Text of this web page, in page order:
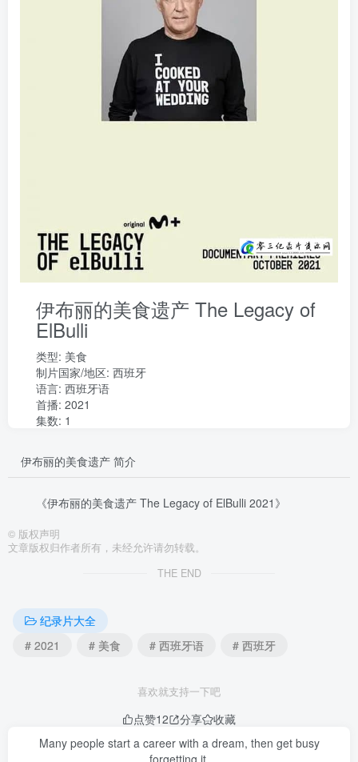
伊布丽的美食遗产 The Legacy of
ElBulli
类型: 美食
制片国家/地区: 西班牙
语言: 西班牙语
首播: 2021
集数: 1
伊布丽的美食遗产 简介
《伊布丽的美食遗产 The Legacy of ElBulli 2021》
© 版权声明
文章版权归作者所有，未经允许请勿转载。
THE END
纪录片大全
# 2021
# 美食 # 西班牙语 # 西班牙
喜欢就支持一下吧
点赞12 分享
收藏
Many people start a career with a dream, then get busy
forgetting it.